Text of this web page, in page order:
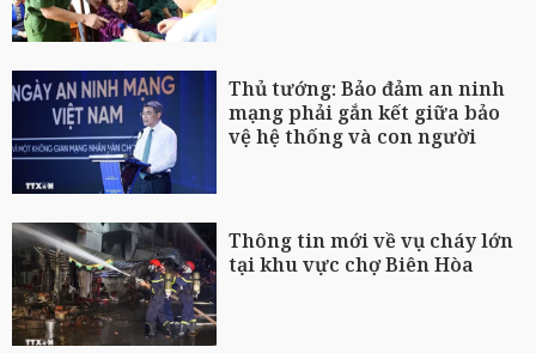
Thủ tướng: Bảo đảm an ninh
mạng phải gắn kết giữa bảo
vệ hệ thống và con người
Thông tin mới về vụ cháy lớn
tại khu vực chợ Biên Hòa